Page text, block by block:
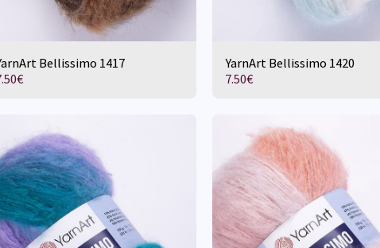
Bellissimo 1417
€
YarnArt Bellissimo 1420
7.50€